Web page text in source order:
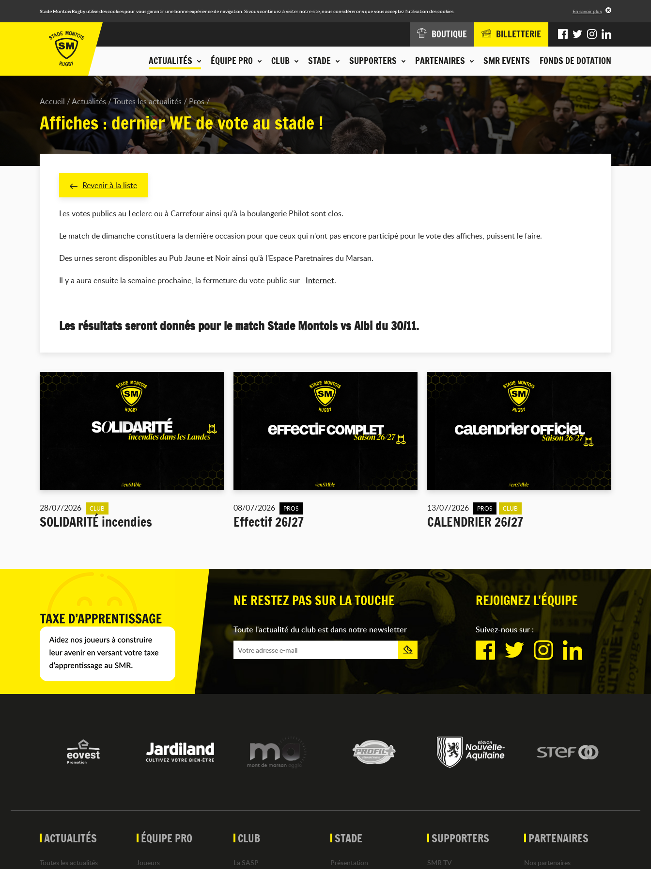
Stade Montois Rugby utilise des cookies pour vous garantir une bonne expérience de navigation. Si vous continuez à visiter notre site, nous considérerons que vous acceptez l'utilisation des cookies. En savoir plus
ACTUALITÉS ÉQUIPE PRO CLUB STADE SUPPORTERS PARTENAIRES SMR EVENTS FONDS DE DOTATION
BOUTIQUE BILLETTERIE
Accueil Actualités Toutes les actualités Pros
Affiches : dernier WE de vote au stade !
Revenir à la liste
Les votes publics au Leclerc ou à Carrefour ainsi qu'à la boulangerie Philot sont clos.
Le match de dimanche constituera la dernière occasion pour que ceux qui n'ont pas encore participé pour le vote des affiches, puissent le faire.
Des urnes seront disponibles au Pub Jaune et Noir ainsi qu'à l'Espace Paretnaires du Marsan.
Il y a aura ensuite la semaine prochaine, la fermeture du vote public sur Internet.
Les résultats seront donnés pour le match Stade Montois vs Albi du 30/11.
28/07/2026 CLUB
SOLIDARITÉ incendies
08/07/2026 PROS
Effectif 26/27
13/07/2026 PROS CLUB
CALENDRIER 26/27
NE RESTEZ PAS SUR LA TOUCHE
Toute l'actualité du club est dans notre newsletter
REJOIGNEZ L'ÉQUIPE
Suivez-nous sur :
ACTUALITÉS
Toutes les actualités
ÉQUIPE PRO
Joueurs
CLUB
La SASP
STADE
Présentation
SUPPORTERS
SMR TV
PARTENAIRES
Nos partenaires